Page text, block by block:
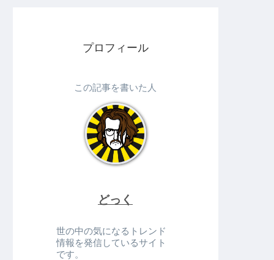
プロフィール
この記事を書いた人
どっく
世の中の気になるトレンド
情報を発信しているサイト
です。